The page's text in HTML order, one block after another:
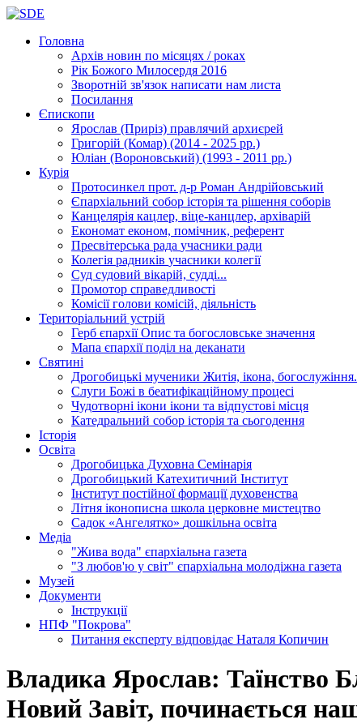
Головна
Архів новин по місяцях / роках
Рік Божого Милосердя 2016
Зворотній зв'язок написати нам листа
Посилання
Єпископи
Ярослав (Приріз) правлячий архиєрей
Григорій (Комар) (2014 - 2025 рр.)
Юліан (Вороновський) (1993 - 2011 рр.)
Курія
Протосинкел прот. д-р Роман Андрійовський
Єпархіальний собор історія та рішення соборів
Канцелярія кацлер, віце-канцлер, архіварій
Економат економ, помічник, референт
Пресвітерська рада учасники ради
Колегія радників учасники колегії
Суд судовий вікарій, судді...
Промотор справедливості
Комісіїголови комісій, діяльність
Територіальний устрій
Герб єпархіїОпис та богословське значення
Мапа єпархіїподіл на деканати
Святині
Дрогобицькі мученики Житія, ікона,
Слуги Божі в беатифікаційному процесі
Чудотворні ікони ікони та відпустові місця
Катедральний собор історія та сьогодення
Історія
Освіта
Дрогобицька Духовна Семінарія
Дрогобицький Катехитичний Інститут
Інститут постійної формації духовенства
Літня іконописна школа церковне мистецтво
Садок «Ангелятко» дошкільна освіта
Медіа
"Жива вода" єпархіальна газета
"З любов'ю у світ" єпархіальна молодіжна газета
Музей
Документи
Інструкції
НПФ "Покрова"
Питання експерту відповідає Наталя Копичин
Владика Ярослав: Таїнство
Новий Завіт, починається